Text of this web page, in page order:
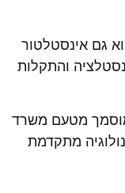
גם אינסטלטור
והתקלות
מטעם משרד
מתקדמת